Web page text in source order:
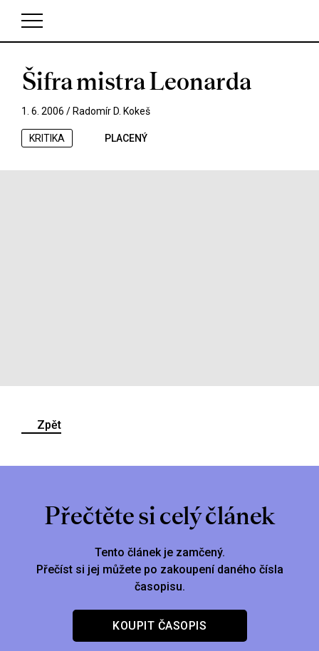
V košíku zatím nemáte žádné položky.
Šifra mistra Leonarda
1. 6. 2006 / Radomír D. Kokeš
KRITIKA PLACENÝ
Zpět
Přečtěte si celý článek
Tento článek je zamčený.
Přečíst si jej můžete po zakoupení daného čísla
časopisu.
KOUPIT ČASOPIS